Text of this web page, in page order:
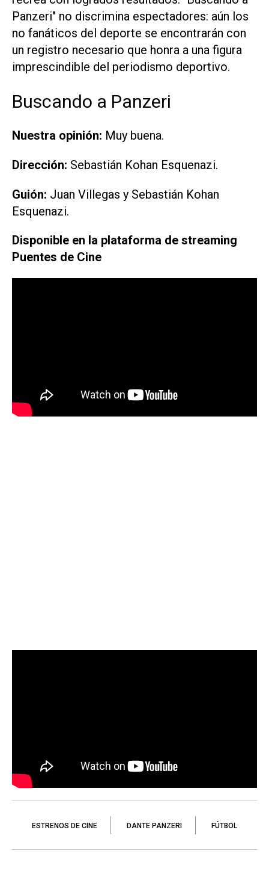
Panzeri" no discrimina espectadores: aún los
no fanáticos del deporte se encontrarán con
un registro necesario que honra a una figura
imprescindible del periodismo deportivo.
Buscando a Panzeri
Nuestra opinión: Muy buena.
Dirección: Sebastián Kohan Esquenazi.
Guión: Juan Villegas y Sebastián Kohan
Esquenazi.
Disponible en la plataforma de streaming
Puentes de Cine
ESTRENOS DE CINE DANTE PANZERI FÚTBOL